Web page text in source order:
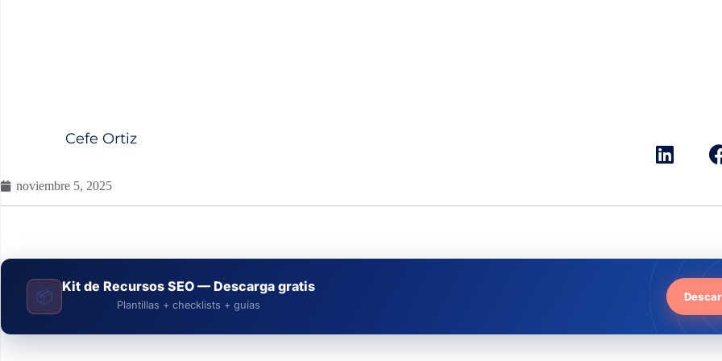
Cefe Ortiz
noviembre 5, 2025
📦
Kit de Recursos SEO — Descarga gratis
Plantillas + checklists + guías